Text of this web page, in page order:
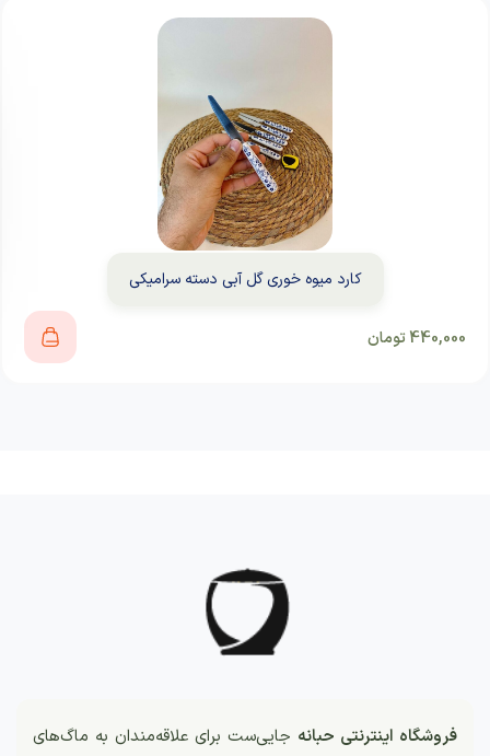
کارد میوه خوری گل آبی دسته سرامیکی
440,000تومان
فروشگاه اینترنتی حبانه جایی‌ست برای علاقه‌مندان به ماگ‌های